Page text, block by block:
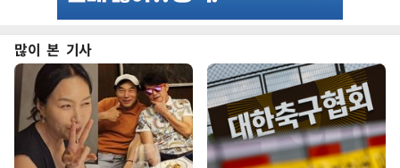
많이 본 기사